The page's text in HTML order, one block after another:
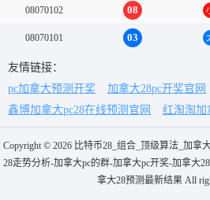
08070102 08
08070101 03
友情链接：
pc加拿大预测开奖
加拿大28pc开奖官网
鑫博加拿大pc28在线预测官网
红淘淘加
Copyright © 2026 比特币28_组合_顶级算法_加拿
28走势分析-加拿大pc的群-加拿大pc开奖-加拿大
拿大28预测最新结果 All